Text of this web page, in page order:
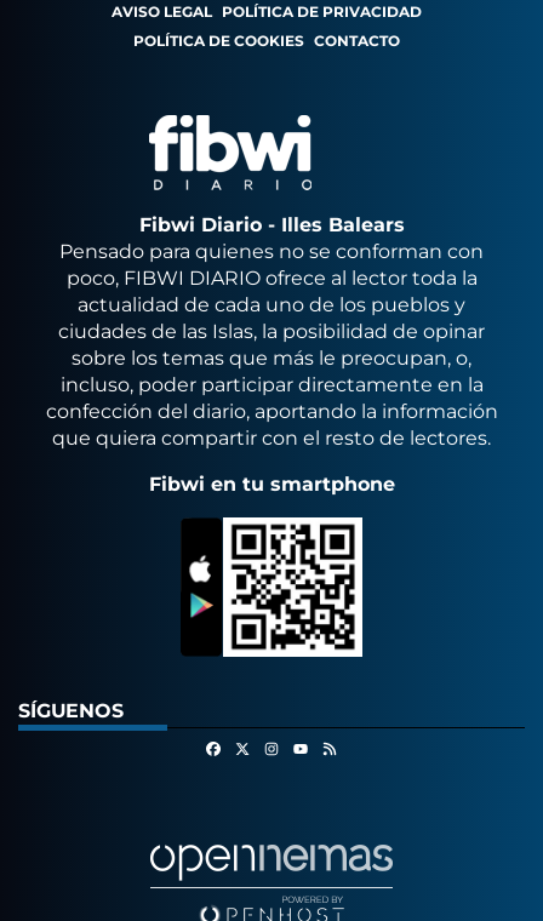
AVISO LEGAL POLÍTICA DE PRIVACIDAD
POLÍTICA DE COOKIES CONTACTO
Fibwi Diario - Illes Balears
Pensado para quienes no se conforman con
poco, FIBWI DIARIO ofrece al lector toda la
actualidad de cada uno de los pueblos y
ciudades de las Islas, la posibilidad de opinar
sobre los temas que más le preocupan, o,
incluso, poder participar directamente en la
confección del diario, aportando la información
que quiera compartir con el resto de lectores.
Fibwi en tu smartphone
SÍGUENOS
FacebookInstagram